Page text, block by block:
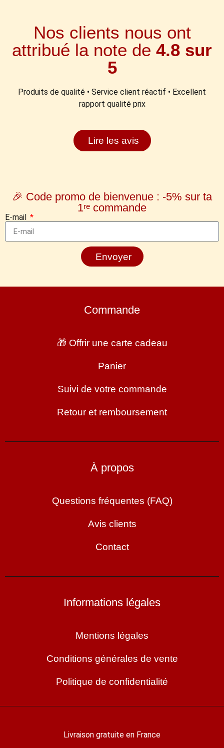
Nos clients nous ont
attribué la note de 4.8 sur
5
Produits de qualité • Service client réactif • Excellent
rapport qualité prix
Lire les avis
🎉 Code promo de bienvenue : -5% sur ta
1ʳᵉ commande
E-mail
Envoyer
Commande
🎁 Offrir une carte cadeau
Panier
Suivi de votre commande
Retour et remboursement
À propos
Questions fréquentes (FAQ)
Avis clients
Contact
Informations légales
Mentions légales
Conditions générales de vente
Politique de confidentialité
Livraison gratuite en France